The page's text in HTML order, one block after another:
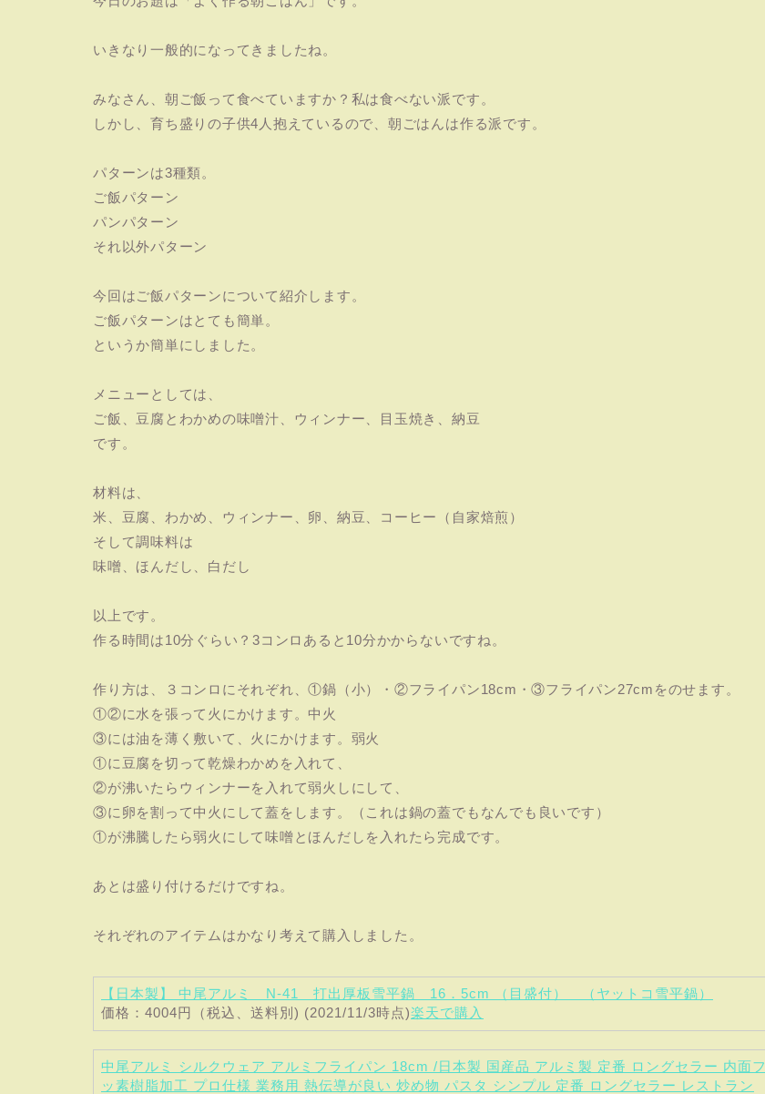
いきなり一般的になってきましたね。
みなさん、朝ご飯って食べていますか？私は食べない派です。
しかし、育ち盛りの子供4人抱えているので、朝ごはんは作る派です。
パターンは3種類。
ご飯パターン
パンパターン
それ以外パターン
今回はご飯パターンについて紹介します。
ご飯パターンはとても簡単。
というか簡単にしました。
メニューとしては、
ご飯、豆腐とわかめの味噌汁、ウィンナー、目玉焼き、納豆
です。
材料は、
米、豆腐、わかめ、ウィンナー、卵、納豆、コーヒー（自家焙煎）
そして調味料は
味噌、ほんだし、白だし
以上です。
作る時間は10分ぐらい？3コンロあると10分かからないですね。
作り方は、３コンロにそれぞれ、①鍋（小）・②フライパン18cm・③フライパン27cmをのせます。
①②に水を張って火にかけます。中火
③には油を薄く敷いて、火にかけます。弱火
①に豆腐を切って乾燥わかめを入れて、
②が沸いたらウィンナーを入れて弱火しにして、
③に卵を割って中火にして蓋をします。（これは鍋の蓋でもなんでも良いです）
①が沸騰したら弱火にして味噌とほんだしを入れたら完成です。
あとは盛り付けるだけですね。
それぞれのアイテムはかなり考えて購入しました。
【日本製】 中尾アルミ N-41 打出厚板雪平鍋 16．5cm （目盛付） （ヤットコ雪平鍋）
価格：4004円（税込、送料別) (2021/11/3時点)楽天で購入
中尾アルミ シルクウェア アルミフライパン 18cm /日本製 国産品 アルミ製 定番 ロングセラー 内面フ
ッ素樹脂加工 プロ仕様 業務用 熱伝導が良い 炒め物 パスタ シンプル 定番 ロングセラー レストラン